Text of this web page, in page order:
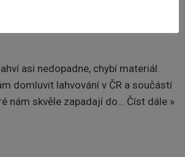
budeme plnit v ČR!
asi nedopadne, chybí materiál.
domluvit lahvování v ČR a součástí
nám skvěle zapadají do… Číst dále »